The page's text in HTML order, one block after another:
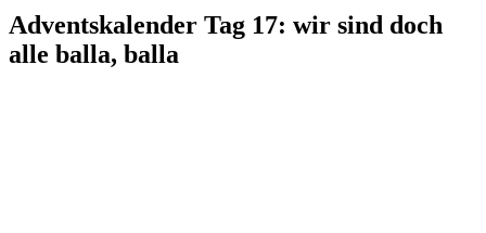
Adventskalender Tag 17: wir sind doch
alle balla, balla